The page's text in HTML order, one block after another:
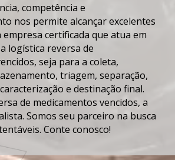
competência e
nos permite alcançar excelentes
certificada que atua em
logística reversa de
, seja para a coleta,
triagem, separação,
e destinação final.
de medicamentos vencidos, a
Somos seu parceiro na busca
Conte conosco!